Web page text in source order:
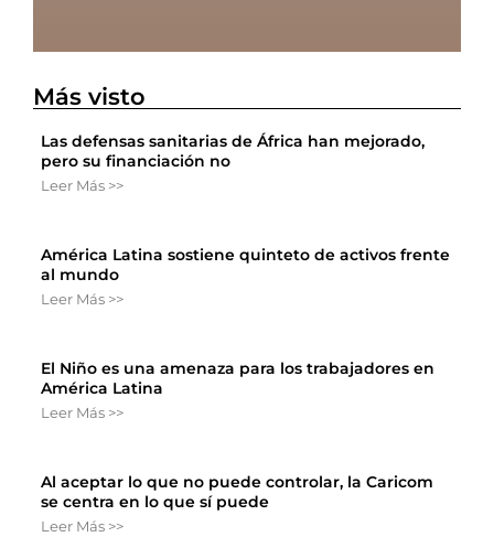
Más visto
Las defensas sanitarias de África han mejorado,
pero su financiación no
Leer Más >>
América Latina sostiene quinteto de activos frente
al mundo
Leer Más >>
El Niño es una amenaza para los trabajadores en
América Latina
Leer Más >>
Al aceptar lo que no puede controlar, la Caricom
se centra en lo que sí puede
Leer Más >>